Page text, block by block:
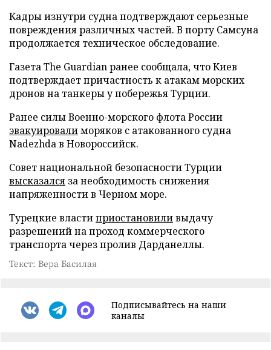
Кадры изнутри судна подтверждают серьезные
повреждения различных частей. В порту Самсуна
продолжается техническое обследование.
Газета The Guardian ранее сообщала, что Киев
подтверждает причастность к атакам морских
дронов на танкеры у побережья Турции.
Ранее силы Военно-морского флота России
эвакуировалиморяков с атакованного судна
Nadezhda в Новороссийск.
Совет национальной безопасности Турции
высказался за необходимость снижения
напряженности в Черном море.
Турецкие властиприостановиливыдачу
разрешений на проход коммерческого
транспорта через пролив Дарданеллы.
Текст: Вера Басилая
Подписывайтесь на наши
каналы